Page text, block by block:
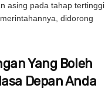
asing pada tahap tertinggi
didorong
Yang Boleh
Depan Anda